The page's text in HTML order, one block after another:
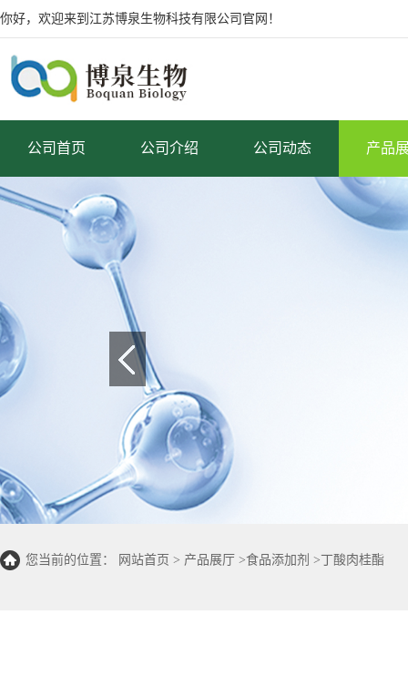
你好，欢迎来到江苏博泉生物科技有限公司官网！
公司首页 公司介绍 公司动态 产品
您当前的位置： 网站首页 > 产品展厅 >食品添加剂 >丁酸肉桂酯